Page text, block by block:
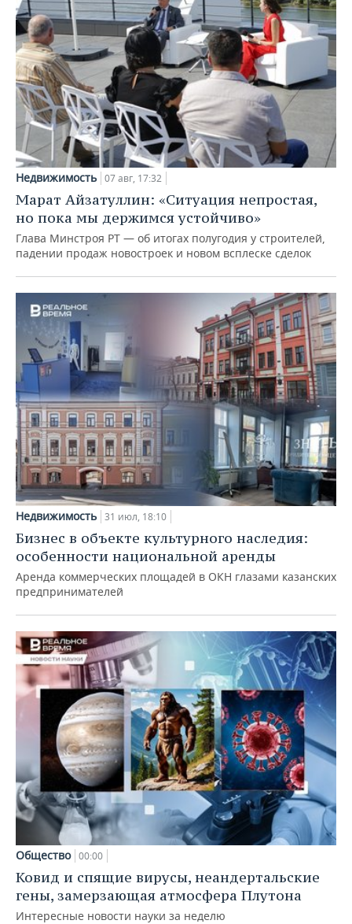
Недвижимость 07 авг, 17:32
Марат Айзатуллин: «Ситуация непростая,
но пока мы держимся устойчиво»
Глава Минстроя РТ — об итогах полугодия у строителей,
падении продаж новостроек и новом всплеске сделок
Недвижимость 31 июл, 18:10
Бизнес в объекте культурного наследия:
особенности национальной аренды
Аренда коммерческих площадей в ОКН глазами казанских
предпринимателей
Общество 00:00
Ковид и спящие вирусы, неандертальские
гены, замерзающая атмосфера Плутона
Интересные новости науки за неделю